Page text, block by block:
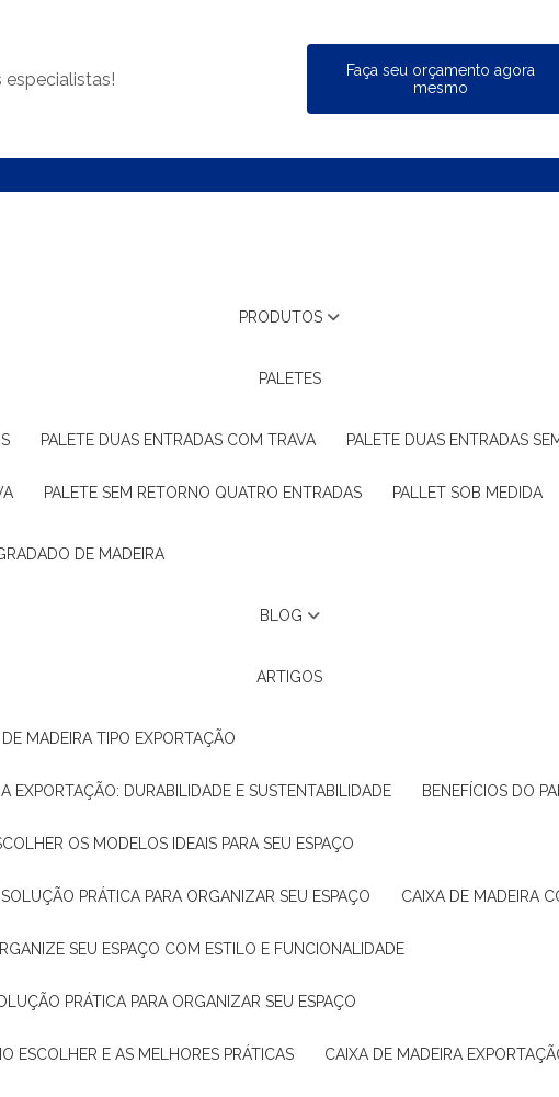
Faça seu orçamento agora
mesmo
PRODUTOS
PALETES
PALETE DUAS ENTRADAS COM TRAVA PALETE DUAS ENTRADAS
PALETE SEM RETORNO QUATRO ENTRADAS PALLET SOB MEDIDA
DE MADEIRA
BLOG
ARTIGOS
MADEIRA TIPO EXPORTAÇÃO
EXPORTAÇÃO: DURABILIDADE E SUSTENTABILIDADE BENEFÍCIOS DO
OS MODELOS IDEAIS PARA SEU ESPAÇO
PRÁTICA PARA ORGANIZAR SEU ESPAÇO CAIXA DE MADEIRA
SEU ESPAÇO COM ESTILO E FUNCIONALIDADE
PRÁTICA PARA ORGANIZAR SEU ESPAÇO
ESCOLHER E AS MELHORES PRÁTICAS CAIXA DE MADEIRA